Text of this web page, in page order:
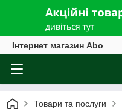
Інтернет магазин Abo
Товари та послуги